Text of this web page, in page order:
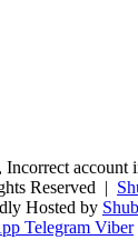
Incorrect account
Reserved |
Hosted by
Telegram Viber